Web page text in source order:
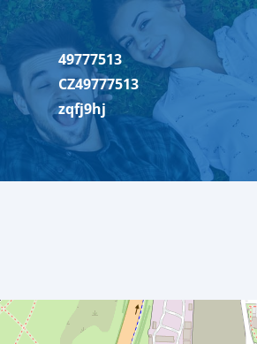
49777513
CZ49777513
zqfj9hj